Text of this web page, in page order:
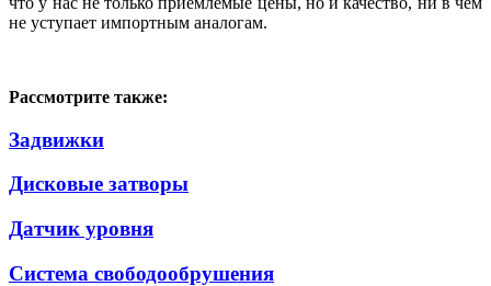
не уступает импортным аналогам.
Рассмотрите также:
Задвижки
Дисковые затворы
Датчик уровня
Система свободообрушения